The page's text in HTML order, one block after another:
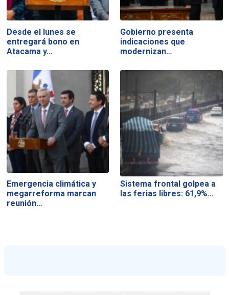
Desde el lunes se
entregará bono en
Atacama y…
Gobierno presenta
indicaciones que
modernizan…
Emergencia climática y
megarreforma marcan
reunión…
Sistema frontal golpea a
las ferias libres: 61,9%…